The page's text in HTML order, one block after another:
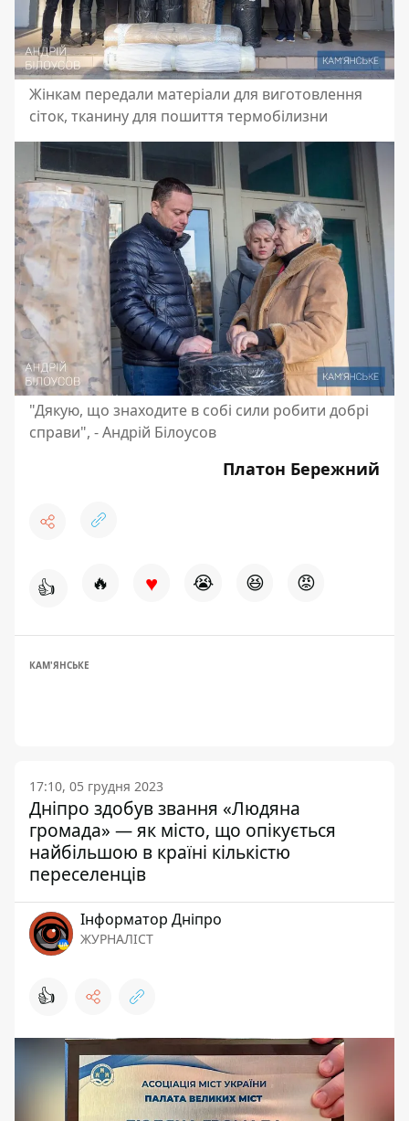
Жінкам передали матеріали для виготовлення
сіток, тканину для пошиття термобілизни
"Дякую, що знаходите в собі сили робити добрі
справи", - Андрій Білоусов
Платон Бережний
👍 🔥 ♥ 😭 😆 😡
КАМ'ЯНСЬКЕ
17:10, 05 грудня 2023
Дніпро здобув звання «Людяна
громада» — як місто, що опікується
найбільшою в країні кількістю
переселенців
Інформатор Дніпро
ЖУРНАЛІСТ
👍